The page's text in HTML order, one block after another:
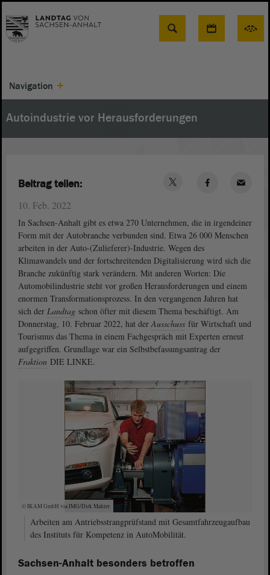
Suche
Navigation
Autoindustrie vor Herausforderungen
10. Feb. 2022
In Sachsen-Anhalt gibt es etwa 270 Unternehmen, die in irgendeiner
Form mit der Autobranche verbunden sind. Etwa 26 000 Menschen
arbeiten in der Auto-(Zulieferer)-Industrie. Wegen des
Klimawandels und der fortschreitenden Digitalisierung wird sich die
Branche zukünftig stark verändern. Mit anderen Worten: Die
Automobilindustrie steht vor großen Herausforderungen und einem
enormen Transformationsprozess. In den vergangenen Jahren hat
sich der Landtag schon öfter mit diesem Thema beschäftigt. Am
Donnerstag, 10. Februar 2022, hat derAusschuss für Wirtschaft und
Tourismus das Thema in einem Fachgespräch mit Experten erneut
aufgegriffen. Grundlage war ein Selbstbefassungsantrag der
Fraktion DIE LINKE.
© IKAM GmbH via IMG/Dirk Mahler
Arbeiten am Antriebsstrangprüfstand mit Gesamtfahrzeugaufbau
des Instituts für Kompetenz in AutoMobilität.
Sachsen-Anhalt besonders betroffen
Beitrag teilen: